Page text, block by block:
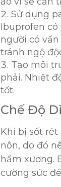
Sử dụng
Ibuprofen
người có
tránh ngộ
Tạo môi
phải. Nhiệt
tốt.
Chế Độ
Khi bị sốt
nôn, do đó
hầm xương.
cường sức